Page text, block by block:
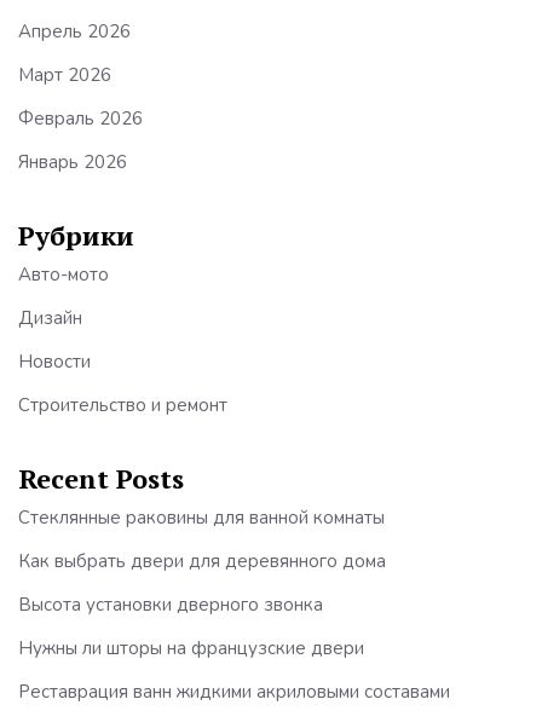
Апрель 2026
Март 2026
Февраль 2026
Январь 2026
Рубрики
Авто-мото
Дизайн
Новости
Строительство и ремонт
Recent Posts
Стеклянные раковины для ванной комнаты
Как выбрать двери для деревянного дома
Высота установки дверного звонка
Нужны ли шторы на французские двери
Реставрация ванн жидкими акриловыми составами